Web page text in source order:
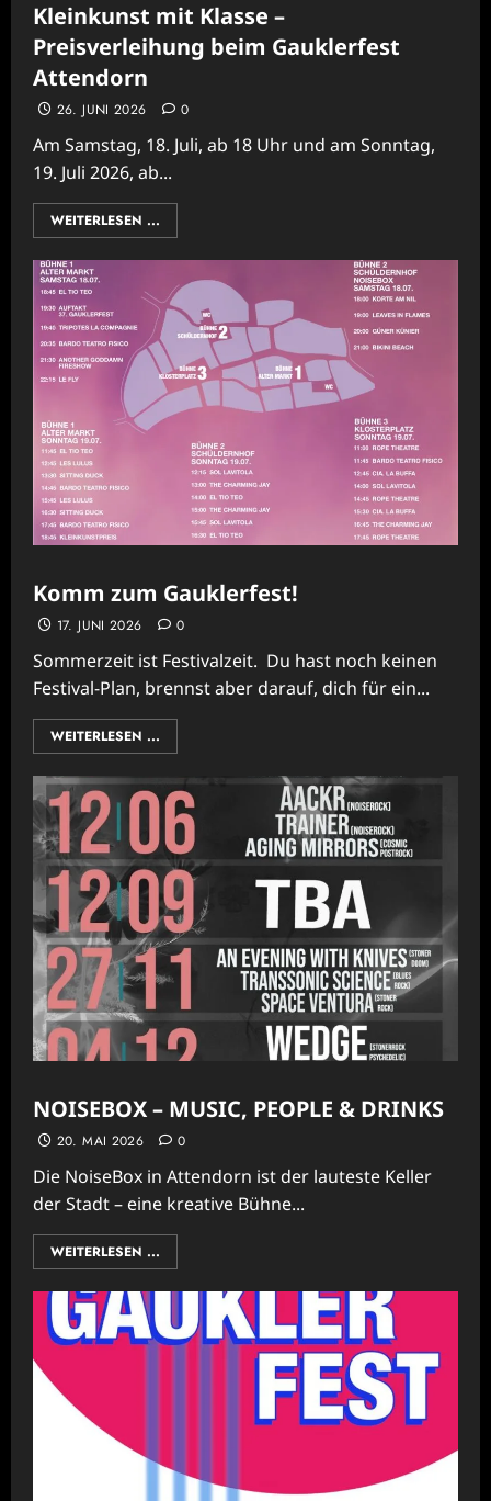
Kleinkunst mit Klasse –
Preisverleihung beim Gauklerfest
Attendorn
26. JUNI 2026 0
Am Samstag, 18. Juli, ab 18 Uhr und am Sonntag,
19. Juli 2026, ab...
WEITERLESEN ...
Komm zum Gauklerfest!
17. JUNI 2026 0
Sommerzeit ist Festivalzeit. Du hast noch keinen
Festival-Plan, brennst aber darauf, dich für ein...
WEITERLESEN ...
NOISEBOX – MUSIC, PEOPLE & DRINKS
20. MAI 2026 0
Die NoiseBox in Attendorn ist der lauteste Keller
der Stadt – eine kreative Bühne...
WEITERLESEN ...